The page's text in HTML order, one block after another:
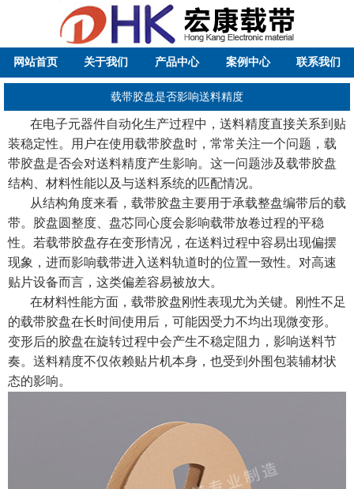
网站首页 关于我们 产品中心 案例中心 联系我们
载带胶盘是否影响送料精度
在电子元器件自动化生产过程中，送料精度直接关系到贴
装稳定性。用户在使用载带胶盘时，常常关注一个问题，载
带胶盘是否会对送料精度产生影响。这一问题涉及载带胶盘
结构、材料性能以及与送料系统的匹配情况。
从结构角度来看，载带胶盘主要用于承载整盘编带后的载
带。胶盘圆整度、盘芯同心度会影响载带放卷过程的平稳
性。若载带胶盘存在变形情况，在送料过程中容易出现偏摆
现象，进而影响载带进入送料轨道时的位置一致性。对高速
贴片设备而言，这类偏差容易被放大。
在材料性能方面，载带胶盘刚性表现尤为关键。刚性不足
的载带胶盘在长时间使用后，可能因受力不均出现微变形。
变形后的胶盘在旋转过程中会产生不稳定阻力，影响送料节
奏。送料精度不仅依赖贴片机本身，也受到外围包装辅材状
态的影响。